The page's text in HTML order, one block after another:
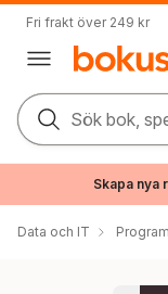
Fri frakt över 249 kr
Sök bok,
Skapa nya
Data och IT